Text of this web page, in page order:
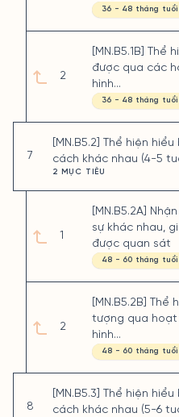
2
36 - 48 tháng tuổi
[MN.B5.1B]
được qua các
hình...
36 - 48 tháng tuổi
7
[MN.B5.2] Thể hiện
cách khác nhau (4-5
2 MỤC TIÊU
1
2
[MN.B5.2A]
sự khác nhau,
được quan sát
48 - 60 tháng tuổi
[MN.B5.2B]
tượng qua
hình...
48 - 60 tháng tuổi
8
[MN.B5.3] Thể hiện
cách khác nhau (5-6